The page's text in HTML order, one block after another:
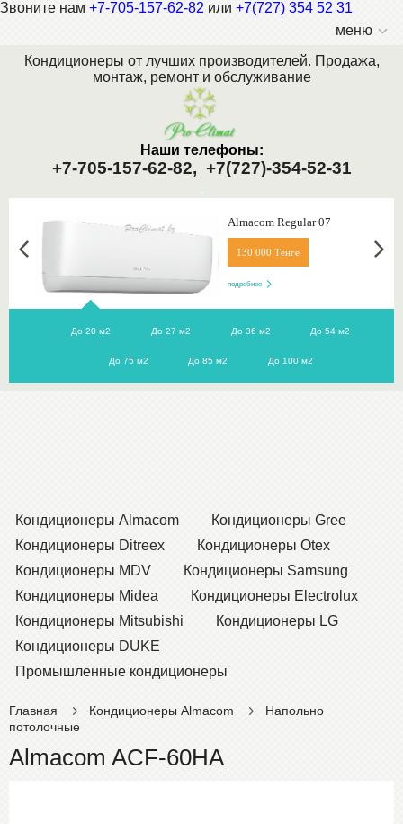
Звоните нам +7-705-157-62-82 или +7(727) 354 52 31
меню
Кондиционеры от лучших производителей. Продажа,
монтаж, ремонт и обслуживание
Наши телефоны:
+7-705-157-62-82, +7(727)-354-52-31
.
Almacom Regular 07
130 000 Тенге
подробнее
До 20 м2 До 27 м2 До 36 м2 До 54 м2
До 75 м2 До 85 м2 До 100 м2
Кондиционеры Almacom
Кондиционеры Gree
Кондиционеры Ditreex
Кондиционеры Otex
Кондиционеры MDV
Кондиционеры Samsung
Кондиционеры Midea
Кондиционеры Electrolux
Кондиционеры Mitsubishi
Кондиционеры LG
Кондиционеры DUKE
Промышленные кондиционеры
Главная Кондиционеры Almacom
Напольно
потолочные
Almacom ACF-60HA